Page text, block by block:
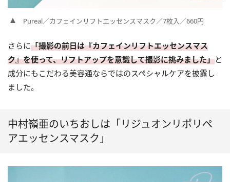
Pureal／カフェインリフトエッセンスマスク／7枚入／660円
さらに「撮影の前日は『カフェインリフトエッセンスマス
ク』を使って、リフトアップを意識して撮影に挑みました」と
成分にもこだわる美容通ならではのスペシャルケアを披露し
ました。
中村嶺亜のいちおしは「リジュオンリポリペ
アエッセンスマスク」